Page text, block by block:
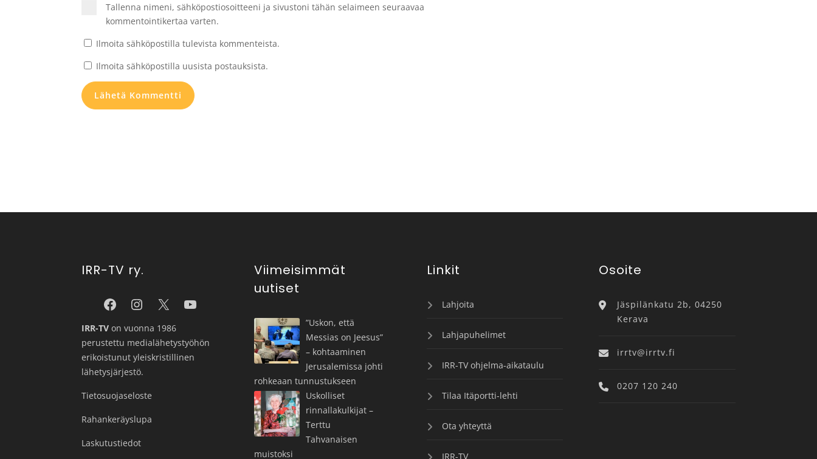
Tallenna nimeni, sähköpostiosoitteeni ja sivustoni tähän selaimeen seuraavaa
kommentointikertaa varten.
Ilmoita sähköpostilla tulevista kommenteista.
Ilmoita sähköpostilla uusista postauksista.
IRR-TV ry.
IRR-TV on vuonna 1986
perustettu medialähetystyöhön
erikoistunut yleiskristillinen
lähetysjärjestö.
Tietosuojaseloste
Rahankeräyslupa
Laskutustiedot
Viimeisimmät
uutiset
”Uskon, että
Messias on Jeesus”
– kohtaaminen
Jerusalemissa johti
rohkeaan tunnustukseen
Uskolliset
rinnallakulkijat –
Terttu
Tahvanaisen
muistoksi
Linkit
Lahjoita
Lahjapuhelimet
IRR-TV ohjelma-aikataulu
Tilaa Itäportti-lehti
Ota yhteyttä
IRR-TV
Osoite
Jäspilänkatu 2b, 04250
Kerava
irrtv@irrtv.fi
0207 120 240